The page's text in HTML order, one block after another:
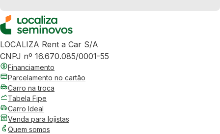
LOCALIZA Rent a Car S/A
CNPJ nº 16.670.085/0001-55
Financiamento
Parcelamento no cartão
Carro na troca
Tabela Fipe
Carro Ideal
Venda para lojistas
Quem somos